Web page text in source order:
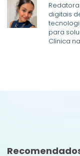
digitais
para
Clínica